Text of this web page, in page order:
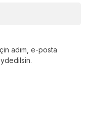
adım, e-posta